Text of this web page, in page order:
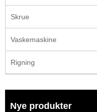
Skrue
Vaskemaskine
Rigning
Nye produkter